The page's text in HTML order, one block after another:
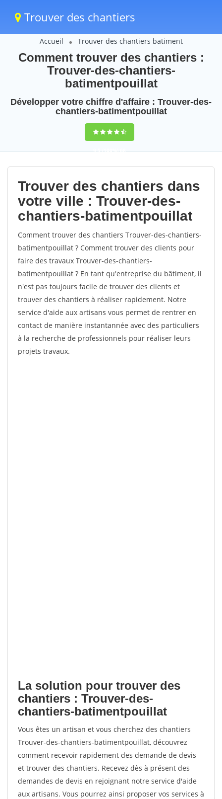
Trouver des chantiers
Accueil Trouver des chantiers batiment
Comment trouver des chantiers :
Trouver-des-chantiers-
batimentpouillat
Développer votre chiffre d'affaire : Trouver-des-
chantiers-batimentpouillat
9,5(100%)68
votes
Trouver des chantiers dans
votre ville : Trouver-des-
chantiers-batimentpouillat
Comment trouver des chantiers Trouver-des-chantiers-
batimentpouillat ? Comment trouver des clients pour
faire des travaux Trouver-des-chantiers-
batimentpouillat ? En tant qu'entreprise du bâtiment, il
n'est pas toujours facile de trouver des clients et
trouver des chantiers à réaliser rapidement. Notre
service d'aide aux artisans vous permet de rentrer en
contact de manière instantannée avec des particuliers
à la recherche de professionnels pour réaliser leurs
projets travaux.
La solution pour trouver des
chantiers : Trouver-des-
chantiers-batimentpouillat
Vous êtes un artisan et vous cherchez des chantiers
Trouver-des-chantiers-batimentpouillat, découvrez
comment recevoir rapidement des demande de devis
et trouver des chantiers. Recevez dès à présent des
demandes de devis en rejoignant notre service d'aide
aux artisans. Vous pourrez ainsi proposer vos services à